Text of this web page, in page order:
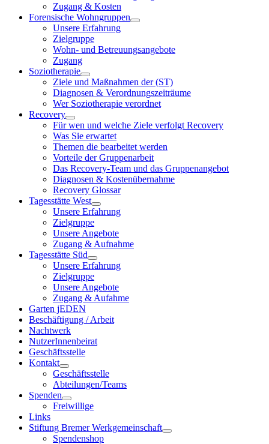
Zugang & Kosten
Forensische Wohngruppen
Unsere Erfahrung
Zielgruppe
Wohn- und Betreuungsangebote
Zugang
Soziotherapie
Ziele und Maßnahmen der (ST)
Diagnosen & Verordnungszeiträume
Wer Soziotherapie verordnet
Recovery
Für wen und welche Ziele verfolgt Recovery
Was Sie erwartet
Themen die bearbeitet werden
Vorteile der Gruppenarbeit
Das Recovery-Team und das Gruppenangebot
Diagnosen & Kostenübernahme
Recovery Glossar
Tagesstätte West
Unsere Erfahrung
Zielgruppe
Unsere Angebote
Zugang & Aufnahme
Tagesstätte Süd
Unsere Erfahrung
Zielgruppe
Unsere Angebote
Zugang & Aufahme
Garten jEDEN
Beschäftigung / Arbeit
Nachtwerk
NutzerInnenbeirat
Geschäftsstelle
Kontakt
Geschäftsstelle
Abteilungen/Teams
Spenden
Freiwillige
Links
Stiftung Bremer Werkgemeinschaft
Spendenshop